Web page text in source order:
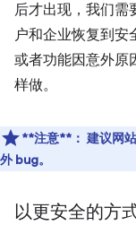
后才出现，我们需
户和企业恢复到安
或者功能因意外原
样做。
**注意**： 建议网
外 bug。
以更安全的方